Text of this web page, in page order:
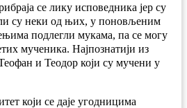
се лику исповедника јер су
су неки од њих, у поновљеним
подлегли мукама, па се могу
мученика. Најпознатији из
и Теодор који су мучени у
који се даје угодницима